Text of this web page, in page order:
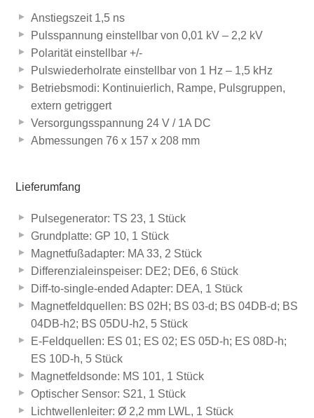
Anstiegszeit 1,5 ns
Pulsspannung einstellbar von 0,01 kV – 2,2 kV
Polarität einstellbar +/-
Pulswiederholrate einstellbar von 1 Hz – 1,5 kHz
Betriebsmodi: Kontinuierlich, Rampe, Pulsgruppen,
extern getriggert
Versorgungsspannung 24 V / 1A DC
Abmessungen 76 x 157 x 208 mm
Lieferumfang
Pulsegenerator: TS 23, 1 Stück
Grundplatte: GP 10, 1 Stück
Magnetfußadapter: MA 33, 2 Stück
Differenzialeinspeiser: DE2; DE6, 6 Stück
Diff-to-single-ended Adapter: DEA, 1 Stück
Magnetfeldquellen: BS 02H; BS 03-d; BS 04DB-d; BS
04DB-h2; BS 05DU-h2, 5 Stück
E-Feldquellen: ES 01; ES 02; ES 05D-h; ES 08D-h;
ES 10D-h, 5 Stück
Magnetfeldsonde: MS 101, 1 Stück
Optischer Sensor: S21, 1 Stück
Lichtwellenleiter: Ø 2,2 mm LWL, 1 Stück